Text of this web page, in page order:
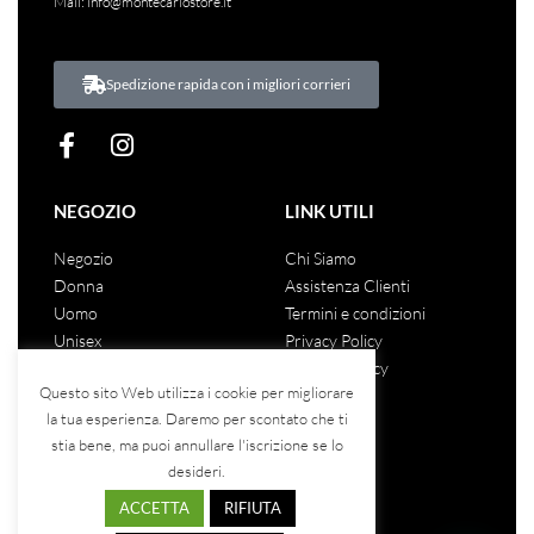
Spedizione rapida con i migliori corrieri
NEGOZIO
Negozio
Donna
Uomo
Unisex
LINK UTILI
Chi Siamo
Assistenza Clienti
Termini e condizioni
Privacy Policy
Cookies Policy
COSA DICONO DI NOI
Questo sito Web utilizza i cookie per migliorare
la tua esperienza. Daremo per scontato che ti
stia bene, ma puoi annullare l'iscrizione se lo
desideri.
ACCETTA
RIFIUTA